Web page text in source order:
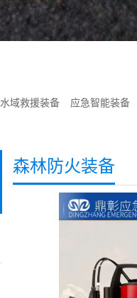
水域救援装备 应急智能装备
森林防火装备